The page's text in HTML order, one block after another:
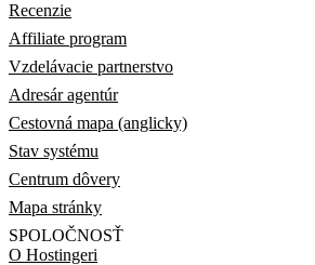
Recenzie
Affiliate program
Vzdelávacie partnerstvo
Adresár agentúr
Cestovná mapa (anglicky)
Stav systému
Centrum dôvery
Mapa stránky
SPOLOČNOSŤ
O Hostingeri